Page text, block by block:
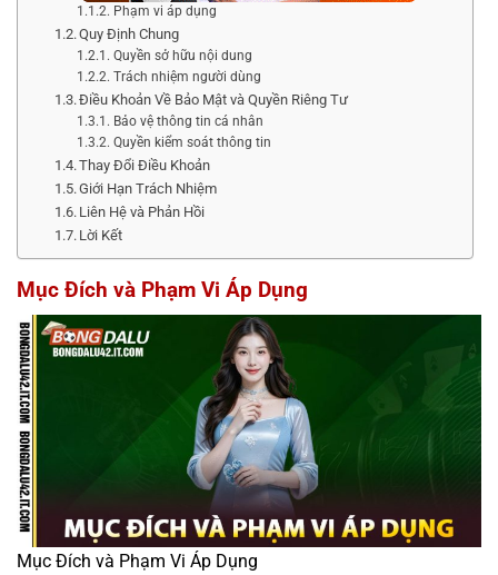
Phạm vi áp dụng
Quy Định Chung
Quyền sở hữu nội dung
Trách nhiệm người dùng
Điều Khoản Về Bảo Mật và Quyền Riêng Tư
Bảo vệ thông tin cá nhân
Quyền kiểm soát thông tin
Thay Đổi Điều Khoản
Giới Hạn Trách Nhiệm
Liên Hệ và Phản Hồi
Lời Kết
Mục Đích và Phạm Vi Áp Dụng
Mục Đích và Phạm Vi Áp Dụng